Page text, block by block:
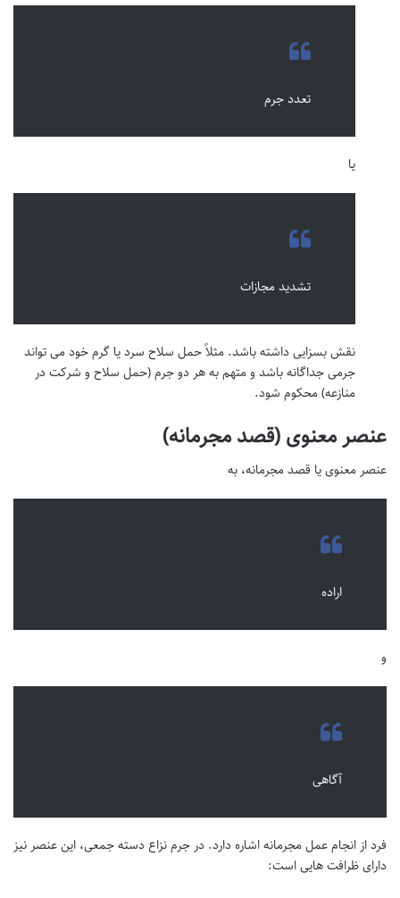
تعدد جرم
یا
تشدید مجازات
نقش بسزایی داشته باشد. مثلاً حمل سلاح سرد یا گرم خود می تواند
جرمی جداگانه باشد و متهم به هر دو جرم (حمل سلاح و شرکت در
منازعه) محکوم شود.
عنصر معنوی (قصد مجرمانه)
عنصر معنوی یا قصد مجرمانه، به
اراده
و
آگاهی
فرد از انجام عمل مجرمانه اشاره دارد. در جرم نزاع دسته جمعی، این عنصر نیز
دارای ظرافت هایی است: